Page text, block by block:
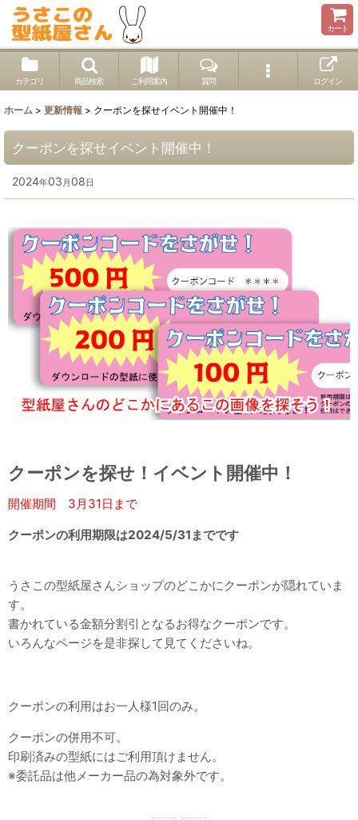
カート
カテゴリ 商品検索 ご利用案内 質問 ログイン
ホーム > 更新情報 > クーポンを探せイベント開催中！
クーポンを探せイベント開催中！
2024年03 月 08日
クーポンを探せ！イベント開催中！
開催期間 3月31日まで
クーポンの利用期限は2024/5/31までです
うさこの型紙屋さんショップのどこかにクーポンが隠れていま
す。
書かれている金額分割引となるお得なクーポンです。
いろんなページを是非探して見てくださいね。
クーポンの利用はお一人様1回のみ。
クーポンの併用不可。
印刷済みの型紙にはご利用頂けません。
※委託品は他メーカー品の為対象外です。